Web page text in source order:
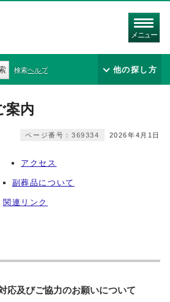
メニュー
検索ヘルプ 他の探し方
案内
2026年4月1日
ページ番号：369334
アクセス
副葬品について
関連リンク
応及びご協力のお願いについて